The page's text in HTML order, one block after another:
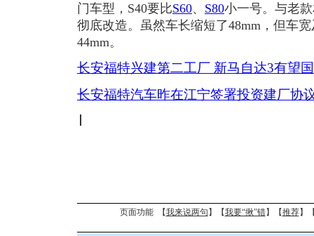
门车型，S40要比S60、 S80小一号。与老
彻底改造。虽然车长缩短了48mm，但车
44mm。
长安福特兴建第二工厂 新马自达3有望
长安福特汽车昨在江宁签署投资建厂协
页面功能 【我来说两句 】【我要“揪”错】【推荐】